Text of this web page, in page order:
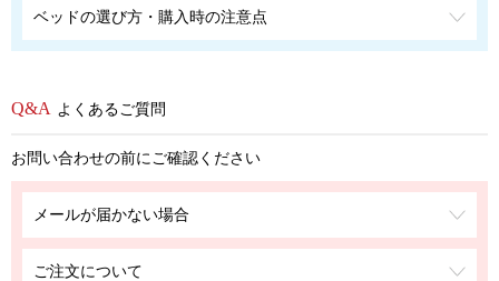
ベッドの選び方・購入時の注意点
よくあるご質問
お問い合わせの前にご確認ください
メールが届かない場合
ご注文について